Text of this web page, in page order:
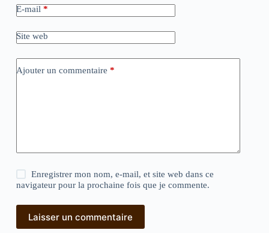
E-mail*
Site web
Ajouter un commentaire *
Enregistrer mon nom, e-mail, et site web dans ce
navigateur pour la prochaine fois que je commente.
Laisser un commentaire